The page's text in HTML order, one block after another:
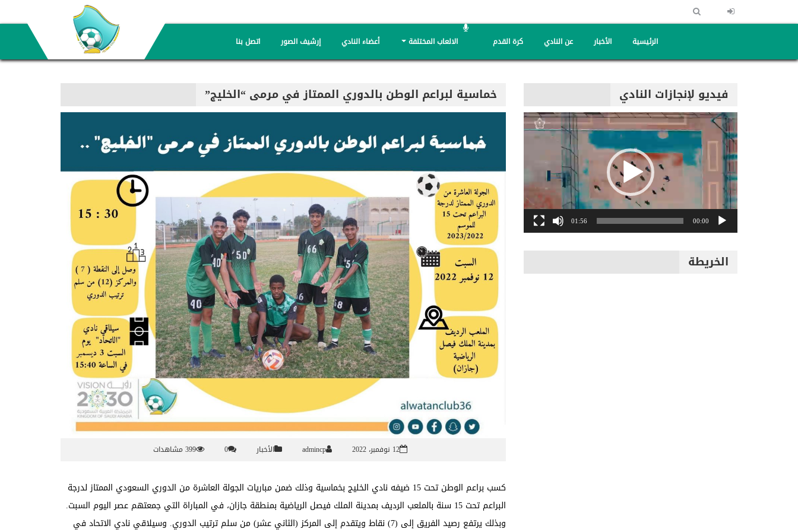
الرئيسية الأخبار عن النادي كرة القدم الالعاب المختلفة أعضاء النادي إرشيف الصور اتصل بنا
خماسية لبراعم الوطن بالدوري الممتاز في مرمى “الخليج”
12 نوفمبر، 2022 admincp الأخبار 0 399 مشاهدات
كسب براعم الوطن تحت 15 ضيفه نادي الخليج بخماسية وذلك ضمن مباريات الجولة العاشرة من الدوري السعودي الممتاز لدرجة
البراعم تحت 15 سنة بالملعب الرديف بمدينة الملك فيصل الرياضية بمنطقة جازان، في المباراة التي جمعتهم عصر اليوم السبت.
وبذلك يرتفع رصيد الفريق إلى (7) نقاط ويتقدم إلى المركز (الثاني عشر) من سلم ترتيب الدوري. وسيلاقي نادي الاتحاد في
فيديو لإنجازات النادي
مشغل
الفيديو
00:00
01:56
الخريطة